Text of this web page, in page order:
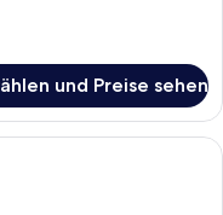
und Preise sehen
mit zwei Sofas,